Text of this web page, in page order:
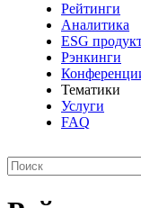
Рейтинги
Аналитика
ESG
Рэнкинги
Тематики
Услуги
FAQ